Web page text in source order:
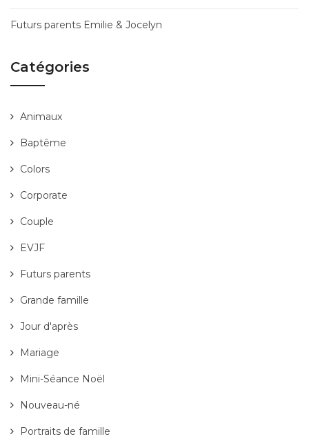
Futurs parents Emilie & Jocelyn
Catégories
Animaux
Baptême
Colors
Corporate
Couple
EVJF
Futurs parents
Grande famille
Jour d'après
Mariage
Mini-Séance Noël
Nouveau-né
Portraits de famille